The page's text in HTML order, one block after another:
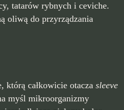
tatarów rybnych i ceviche.
oliwą do przyrządzania
którą całkowicie otacza sleeve
myśl mikroorganizmy